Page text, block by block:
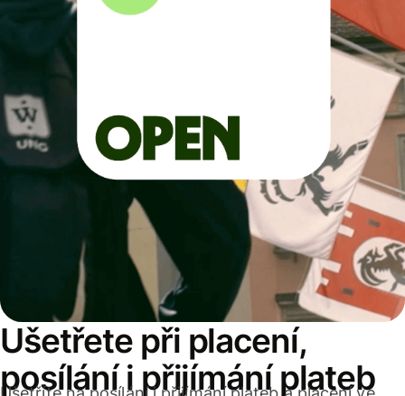
Ušetřete při placení,
posílání i přijímání plateb